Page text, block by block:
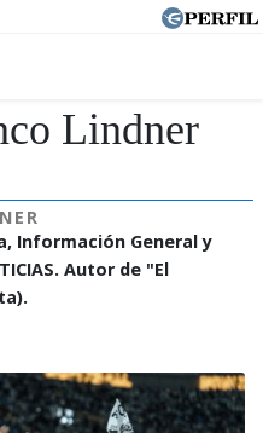
Lindner
Información General y
Autor de "El